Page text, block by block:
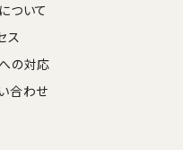
ついて
ス
の対応
合わせ